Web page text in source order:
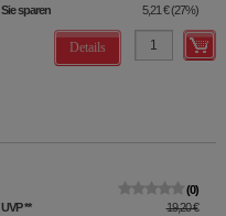
Sie sparen 5,21 €(27%)
Details
0
UVP** 19,20 €